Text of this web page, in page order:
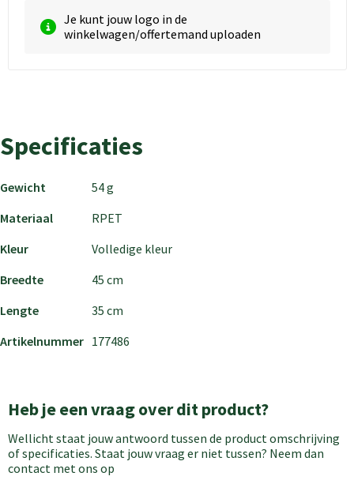
Je kunt jouw logo in de
winkelwagen/offertemand uploaden
Specificaties
Gewicht
54 g
Materiaal
RPET
Kleur
Volledige kleur
Breedte
45 cm
Lengte
35 cm
Artikelnummer 177486
Heb je een vraag over dit product?
Wellicht staat jouw antwoord tussen de product omschrijving
of specificaties. Staat jouw vraag er niet tussen? Neem dan
contact met ons op